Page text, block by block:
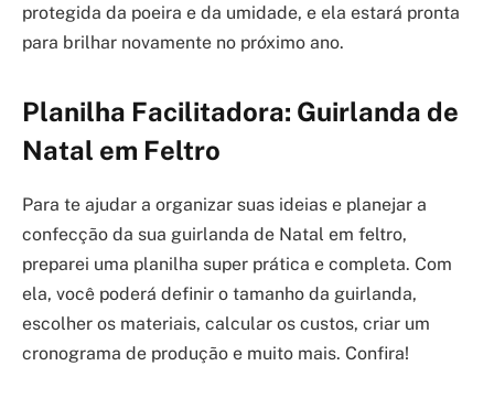
protegida da poeira e da umidade, e ela estará pronta
para brilhar novamente no próximo ano.
Planilha Facilitadora: Guirlanda de
Natal em Feltro
Para te ajudar a organizar suas ideias e planejar a
confecção da sua guirlanda de Natal em feltro,
preparei uma planilha super prática e completa. Com
ela, você poderá definir o tamanho da guirlanda,
escolher os materiais, calcular os custos, criar um
cronograma de produção e muito mais. Confira!